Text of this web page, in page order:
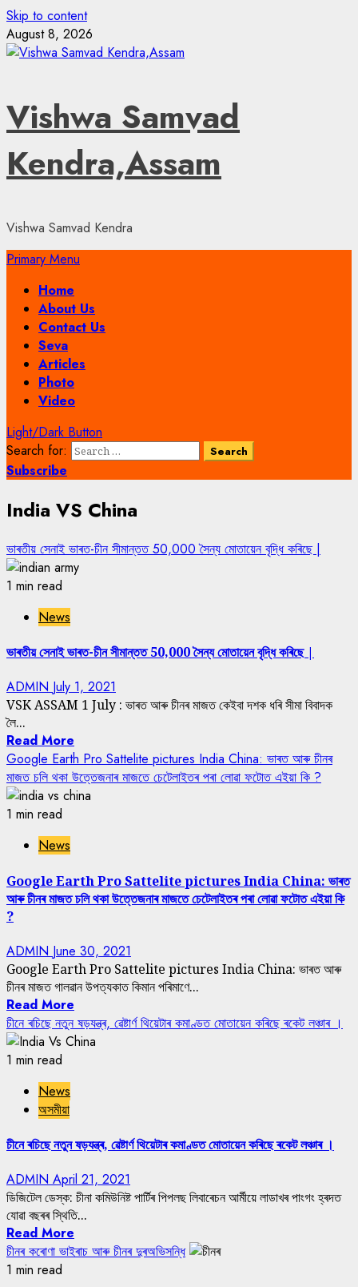
Skip to content
August 8, 2026
Vishwa Samvad
Kendra,Assam
Vishwa Samvad Kendra
Primary Menu
Home
About Us
Contact Us
Seva
Articles
Photo
Video
Light/Dark Button
Search for:
Subscribe
India VS China
ভাৰতীয় সেনাই ভাৰত-চীন সীমান্তত 50,000 সৈন্য মোতায়েন বৃদ্ধি কৰিছে |
1 min read
News
ভাৰতীয় সেনাই ভাৰত-চীন সীমান্তত 50,000 সৈন্য মোতায়েন বৃদ্ধি কৰিছে |
ADMIN July 1, 2021
VSK ASSAM 1 July : ভাৰত আৰু চীনৰ মাজত কেইবা দশক ধৰি সীমা বিবাদক
লৈ...
Read More
Google Earth Pro Sattelite pictures India China: ভাৰত আৰু চীনৰ
মাজত চলি থকা উত্তেজনাৰ মাজতে চেটেলাইতৰ পৰা লোৱা ফটোত এইয়া কি ?
1 min read
News
Google Earth Pro Sattelite pictures India China: ভাৰত
আৰু চীনৰ মাজত চলি থকা উত্তেজনাৰ মাজতে চেটেলাইতৰ পৰা লোৱা ফটোত এইয়া কি
?
ADMIN June 30, 2021
Google Earth Pro Sattelite pictures India China: ভাৰত আৰু
চীনৰ মাজত গালৱান উপত্যকাত কিমান পৰিমাণে...
Read More
চীনে ৰচিছে নতুন ষড়যন্ত্ৰ, ৱেষ্টাৰ্ণ থিয়েটাৰ কমাণ্ডত মোতায়েন কৰিছে ৰকেট লঞ্চাৰ ।
1 min read
News
অসমীয়া
চীনে ৰচিছে নতুন ষড়যন্ত্ৰ, ৱেষ্টাৰ্ণ থিয়েটাৰ কমাণ্ডত মোতায়েন কৰিছে ৰকেট লঞ্চাৰ ।
ADMIN April 21, 2021
ডিজিটেল ডেস্ক: চীনা কমিউনিষ্ট পাৰ্টিৰ পিপলছ লিবাৰেচন আৰ্মীয়ে লাডাখৰ পাংগং হ্ৰদত
যোৱা বছৰৰ স্থিতি...
Read More
চীনৰ কৰোণা ভাইৰাচ আৰু চীনৰ দুৰঅভিসন্ধি
1 min read